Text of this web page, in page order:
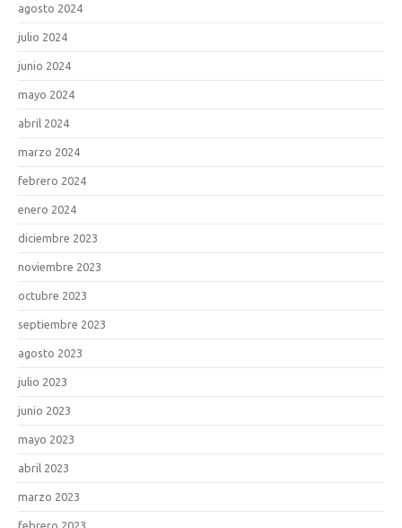
agosto 2024
julio 2024
junio 2024
mayo 2024
abril 2024
marzo 2024
febrero 2024
enero 2024
diciembre 2023
noviembre 2023
octubre 2023
septiembre 2023
agosto 2023
julio 2023
junio 2023
mayo 2023
abril 2023
marzo 2023
febrero 2023